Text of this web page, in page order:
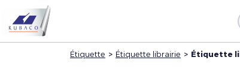
Étiquette > Étiquette librairie > Étiquette